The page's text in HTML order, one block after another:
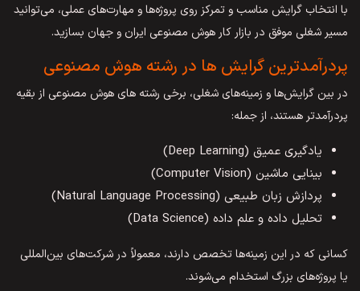
با انتخاب گرایش مناسب و تمرکز روی پروژه‌ها و مهارت‌های عملی، می‌توانید
مسیر شغلی موفق در بازار کار هوش مصنوعی ایران و جهان بسازید.
پردرآمدترین گرایش ها در رشته هوش مصنوعی
در بین گرایش‌ها و زمینه‌های شغلی، برخی رشته های هوش مصنوعی از بقیه
پردرآمدتر هستند، از جمله:
یادگیری عمیق (Deep Learning)
بینایی ماشین (Computer Vision)
پردازش زبان طبیعی (Natural Language Processing)
تحلیل داده و علم داده (Data Science)
کسانی که در این زمینه‌ها تخصص دارند، معمولاً در شرکت‌های بین‌المللی
یا پروژه‌های بزرگ استخدام می‌شوند.